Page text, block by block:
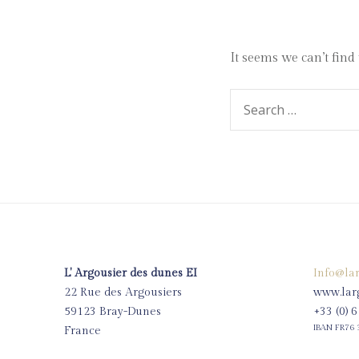
It seems we can’t
for:
L' Argousier des dunes EI
22 Rue des Argousiers
59123 Bray-Dunes
France
+33 (0)
IBAN FR76